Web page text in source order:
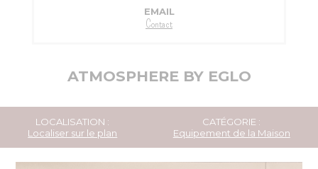
EMAIL
Contact
ATMOSPHERE BY EGLO
LOCALISATION :
Localiser sur le plan
CATÉGORIE :
Equipement de la Maison